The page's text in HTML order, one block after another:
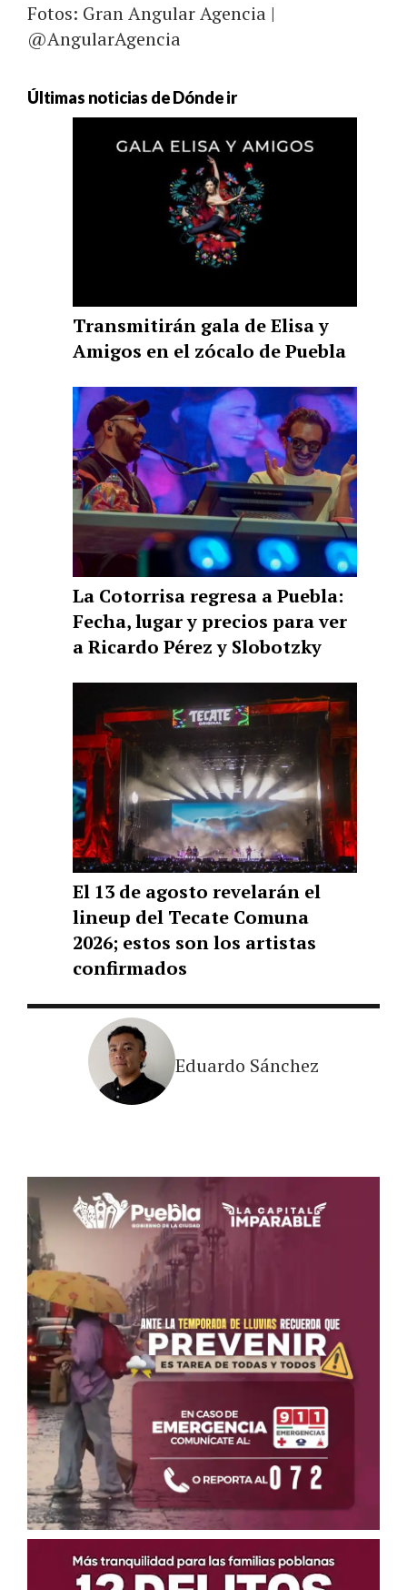
Fotos: Gran Angular Agencia |
@AngularAgencia
Últimas noticias de Dónde ir
Transmitirán gala de Elisa y
Amigos en el zócalo de Puebla
La Cotorrisa regresa a Puebla:
Fecha, lugar y precios para ver
a Ricardo Pérez y Slobotzky
El 13 de agosto revelarán el
lineup del Tecate Comuna
2026; estos son los artistas
confirmados
Eduardo Sánchez